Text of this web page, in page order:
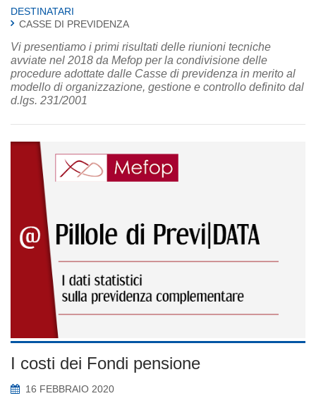
DESTINATARI
CASSE DI PREVIDENZA
Vi presentiamo i primi risultati delle riunioni tecniche
avviate nel 2018 da Mefop per la condivisione delle
procedure adottate dalle Casse di previdenza in merito al
modello di organizzazione, gestione e controllo definito dal
d.lgs. 231/2001
I costi dei Fondi pensione
16 FEBBRAIO 2020